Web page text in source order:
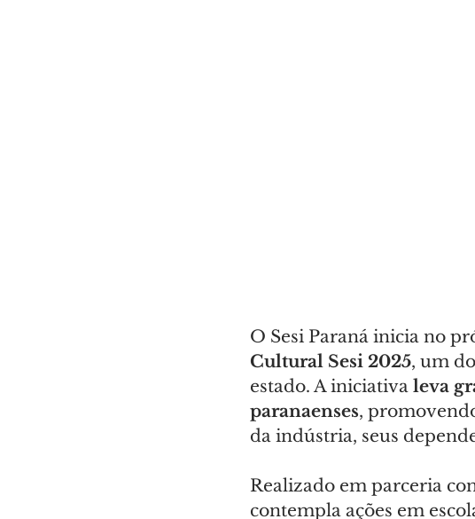
O Sesi Paraná inicia no
Cultural Sesi 2025, um
estado. A iniciativa leva
paranaenses,
da indústria, seus
Realizado em parceria
contempla ações em